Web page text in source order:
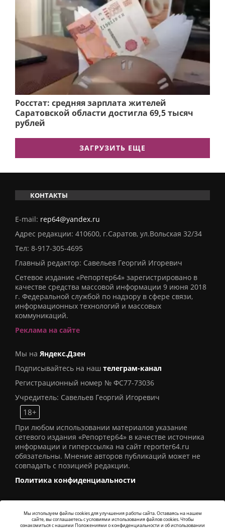
Росстат: средняя зарплата жителей
Саратовской области достигла 69,5 тысяч
рублей
ЗАГРУЗИТЬ ЕЩЕ
КОНТАКТЫ
E-mail: rep64@yandex.ru
Адрес редакции: 410600, г.Саратов, ул.Вольская 32/34
Тел: 8-917-305-4695
Главный редактор: Савельев Георгий Игоревич
Сетевое издание «Репортер64» зарегистрировано в
качестве средства массовой информации 9 июня 2018
г. Федеральной службой по надзору в сфере связи,
информационных технологий и массовых
коммуникаций.
Реклама на сайте
Мы на Яндекс.Дзен
Подписывайтесь на наш телеграм-канал
Регистрационный номер № ФС77-73036
Учредитель: Савельев Георгий Игоревич
18+
При любом использовании материалов указание
сетевого издания «Репортер64» в качестве источника
информации и гиперссылка на сайт reporter64.ru
обязательны. Мнение авторов публикаций может не
совпадать с позицией редакции.
Политика конфиденциальности
© 2016СИ «Репортер64». Все права защищены -
Мы используем файлы cookies для улучшения работы сайта. Оставаясь на нашем
сайте, вы соглашаетесь с условиями использования файлов cookies. Чтобы
ознакомиться с нашими Положениями о конфиденциальности и об использовании